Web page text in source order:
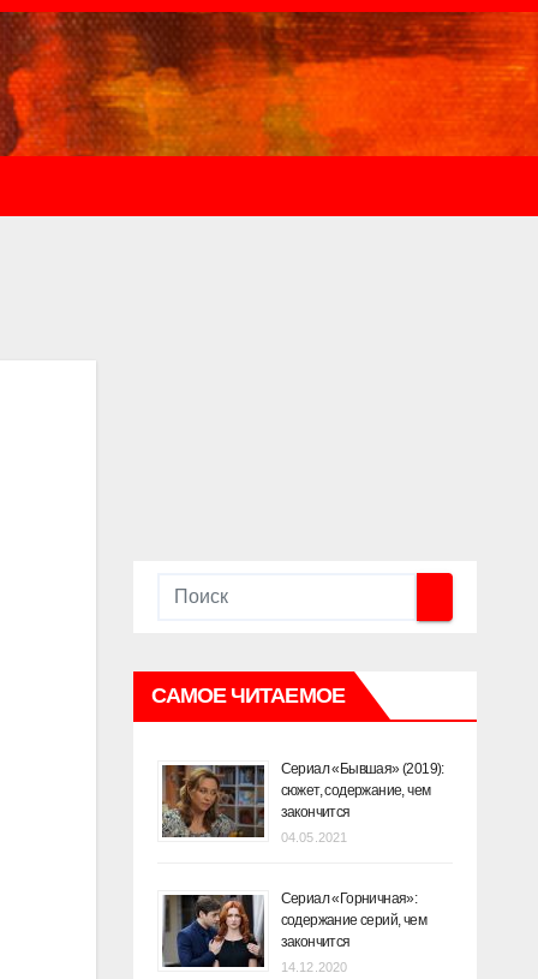
САМОЕ ЧИТАЕМОЕ
Сериал «Бывшая» (2019):
сюжет, содержание, чем
закончится
04.05.2021
Сериал «Горничная»:
содержание серий, чем
закончится
14.12.2020